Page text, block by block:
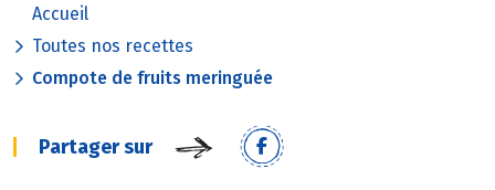
Accueil
Toutes nos recettes
Compote de fruits meringuée
Partager sur